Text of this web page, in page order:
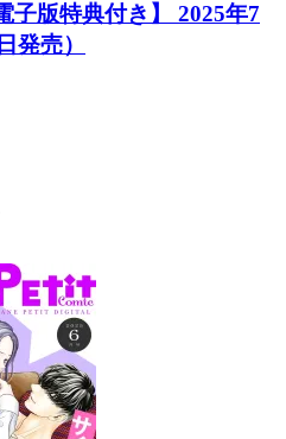
子版特典付き】 2025年7
発売）